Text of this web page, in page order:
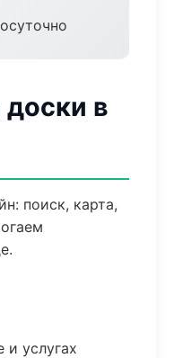
в
поиск, карта,
и услугах